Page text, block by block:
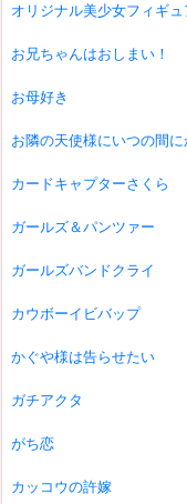
オリジナル美少女フィギュ
お兄ちゃんはおしまい！
お母好き
お隣の天使様にいつの間
カードキャプターさくら
ガールズ＆パンツァー
ガールズバンドクライ
カウボーイビバップ
かぐや様は告らせたい
ガチアクタ
がち恋
カッコウの許嫁